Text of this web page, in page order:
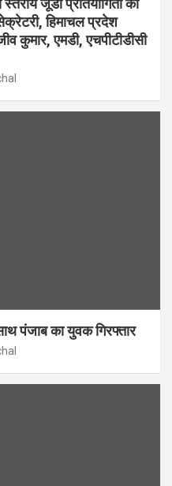
जूडो प्रतियोगिता का
हिमाचल प्रदेश
कुमार, एमडी, एचपीटीडीसी
पंजाब का युवक गिरफ्तार